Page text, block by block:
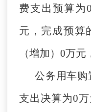
费支出预算为
元，完成预算
（增加）0万
公务用车购
支出决算为0